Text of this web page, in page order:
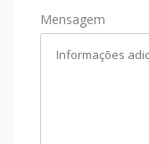
Mensagem